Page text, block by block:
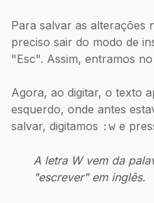
Para salvar as alterações
preciso sair do modo de
"Esc". Assim, entramos
Agora, ao digitar, o texto
esquerdo, onde antes
salvar, digitamos :w e
A letra W vem da
"escrever" em inglês.